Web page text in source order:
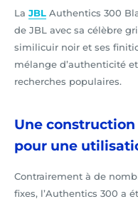
La JBL Authentics 300
de JBL avec sa célèbre
similicuir noir et ses
mélange d’authenticité
recherches populaires.
Une
pour une
Contrairement à de
fixes, l’Authentics 300 a